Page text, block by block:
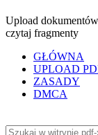
Upload
czytaj fragmenty
GŁÓWNA
UPLOAD
ZASADY
DMCA